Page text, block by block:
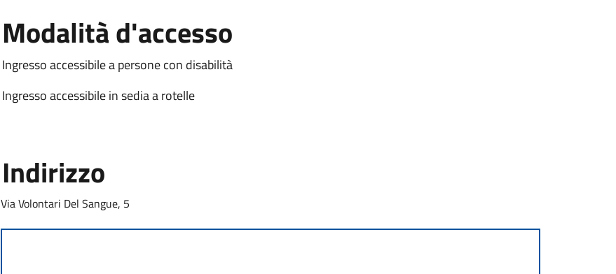
Modalità d'accesso
Ingresso accessibile a persone con disabilità
Ingresso accessibile in sedia a rotelle
Indirizzo
Via Volontari Del Sangue, 5